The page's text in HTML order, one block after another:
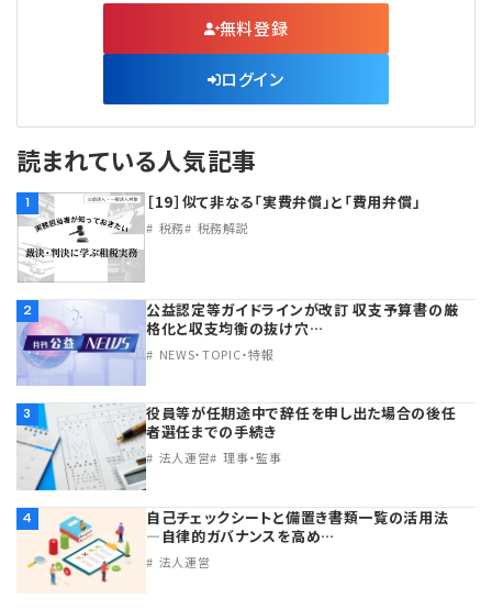
無料登録
ログイン
読まれている人気記事
1 ［19］似て非なる「実費弁償」と「費用弁償」
税務 税務解説
2
公益認定等ガイドラインが改訂 収支予算書の厳
格化と収支均衡の抜け穴…
NEWS・TOPIC・特報
3
役員等が任期途中で辞任を申し出た場合の後任
者選任までの手続き
法人運営 理事・監事
4
自己チェックシートと備置き書類一覧の活用法
―自律的ガバナンスを高め…
法人運営